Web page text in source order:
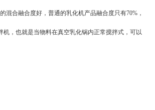
合融合度好，普通的乳化机产品融合度只有70%，
，也就是当物料在真空乳化锅内正常搅拌式，可以